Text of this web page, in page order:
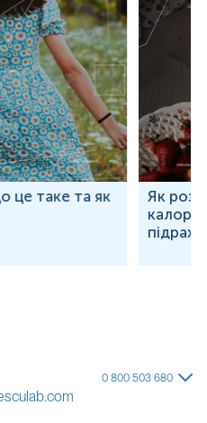
це таке та як
Як
0 800 503 680